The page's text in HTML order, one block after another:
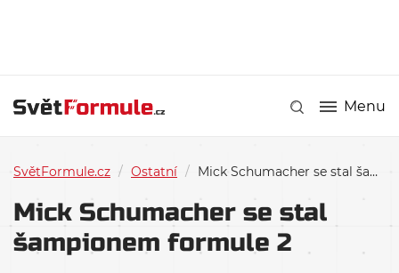
Menu
SvětFormule.cz / Ostatní / Mick Schumacher se stal šampionem formule 2
Mick Schumacher se stal
šampionem formule 2